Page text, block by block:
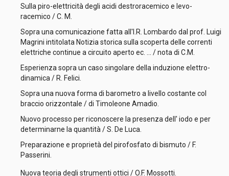
Sulla piro-elettricità degli acidi destroracemico e levo-
racemico / C. M.
Sopra una comunicazione fatta all'I.R. Lombardo dal prof. Luigi
Magrini intitolata Notizia storica sulla scoperta delle correnti
elettriche continue a circuito aperto ec. ... / nota di C.M.
Esperienza sopra un caso singolare della induzione elettro-
dinamica / R. Felici.
Sopra una nuova forma di barometro a livello costante col
braccio orizzontale / di Timoleone Amadio.
Nuovo processo per riconoscere la presenza dell' iodo e per
determinarne la quantità / S. De Luca.
Preparazione e proprietà del pirofosfato di bismuto / F.
Passerini.
Nuova teoria degli strumenti ottici / O.F. Mossotti.